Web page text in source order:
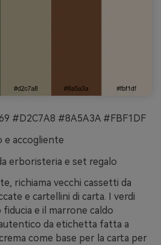
#D2C7A8 #8A5A3A #FBF1DF
e accogliente
erboristeria e set regalo
richiama vecchi cassetti da
e cartellini di carta. I verdi
e il marrone caldo
da etichetta fatta a
come base per la carta per